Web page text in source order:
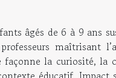
âgés de 6 à 9 ans
maîtrisant
façonne la curiosité, la